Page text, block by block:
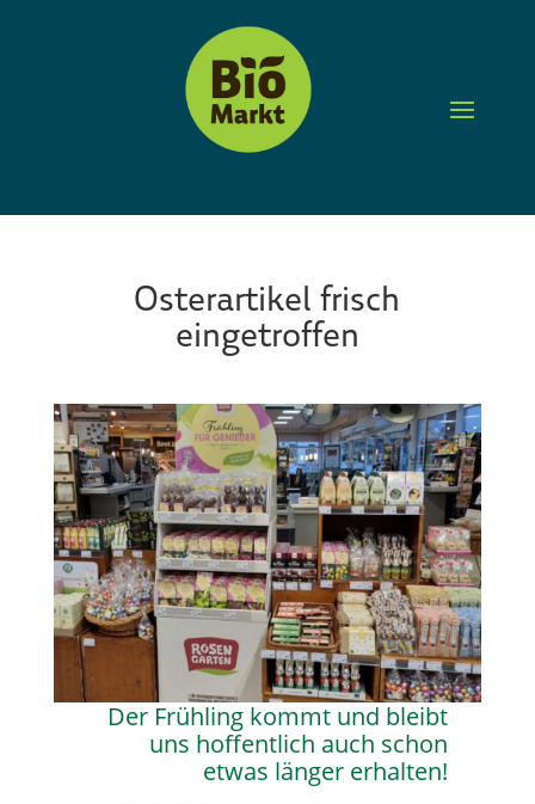
Osterartikel frisch
eingetroffen
Der Frühling kommt und bleibt
uns hoffent­lich auch schon
etwas länger erhal­ten!